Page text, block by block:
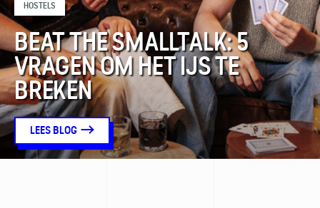
HOSTELS
BEAT THE SMALLTALK: 5
VRAGEN OM HET IJS TE
BREKEN
LEES BLOG